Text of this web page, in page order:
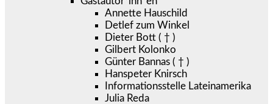
Annette Hauschild
Detlef zum Winkel
Dieter Bott ( † )
Gilbert Kolonko
Günter Bannas ( † )
Hanspeter Knirsch
Informationsstelle Lateinamerika
Julia Reda